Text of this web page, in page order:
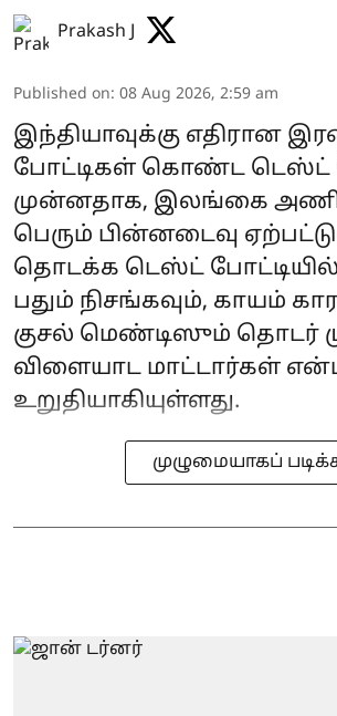
Prakash J
Published on: 08 Aug 2026, 2:59 am
இந்தியாவுக்கு எதிரான
போட்டிகள் கொண்ட டெஸ்ட்
முன்னதாக, இலங்கை
பெரும் பின்னடைவு
தொடக்க டெஸ்ட் போட்டியில்
பதும் நிசங்கவும், காயம்
குசல் மெண்டிஸும் தொடர்
விளையாட மாட்டார்கள்
உறுதியாகியுள்ளது.
முழுமையாகப்